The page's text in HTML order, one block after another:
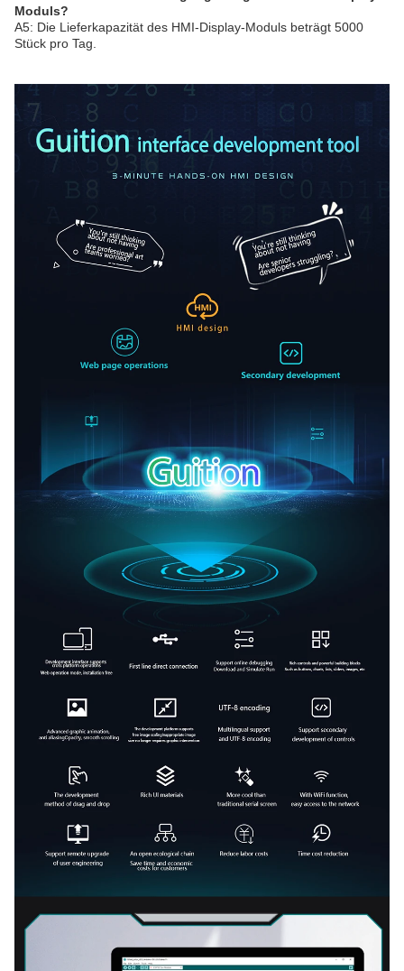
Moduls?
A5: Die Lieferkapazität des HMI-Display-Moduls beträgt 5000
Stück pro Tag.